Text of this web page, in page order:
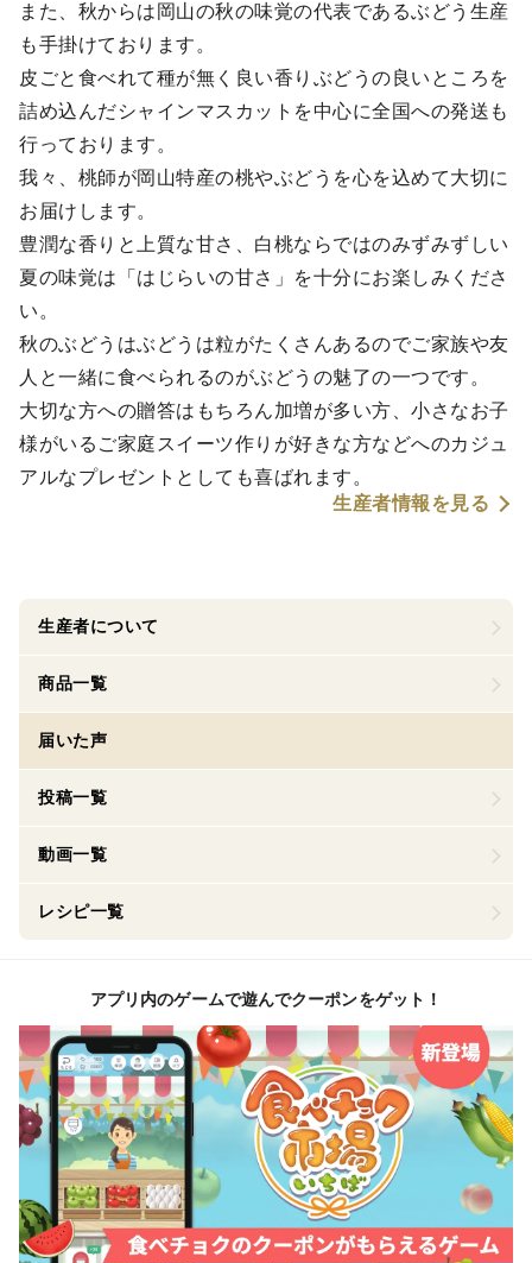
また、秋からは岡山の秋の味覚の代表であるぶどう生産
も手掛けております。
皮ごと食べれて種が無く良い香りぶどうの良いところを
詰め込んだシャインマスカットを中心に全国への発送も
行っております。
我々、桃師が岡山特産の桃やぶどうを心を込めて大切に
お届けします。
豊潤な香りと上質な甘さ、白桃ならではのみずみずしい
夏の味覚は「はじらいの甘さ」を十分にお楽しみくださ
い。
秋のぶどうはぶどうは粒がたくさんあるのでご家族や友
人と一緒に食べられるのがぶどうの魅了の一つです。
大切な方への贈答はもちろん加増が多い方、小さなお子
様がいるご家庭スイーツ作りが好きな方などへのカジュ
アルなプレゼントとしても喜ばれます。
生産者情報を見る
生産者について
商品一覧
届いた声
投稿一覧
動画一覧
レシピ一覧
アプリ内のゲームで遊んでクーポンをゲット！